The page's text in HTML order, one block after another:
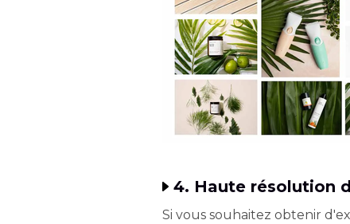
4. Haute résolution
Si vous souhaitez obtenir